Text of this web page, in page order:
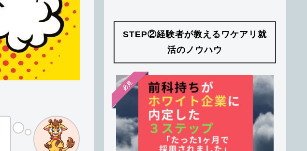
STEP②経験者が教えるワケアリ就
活のノウハウ
必見